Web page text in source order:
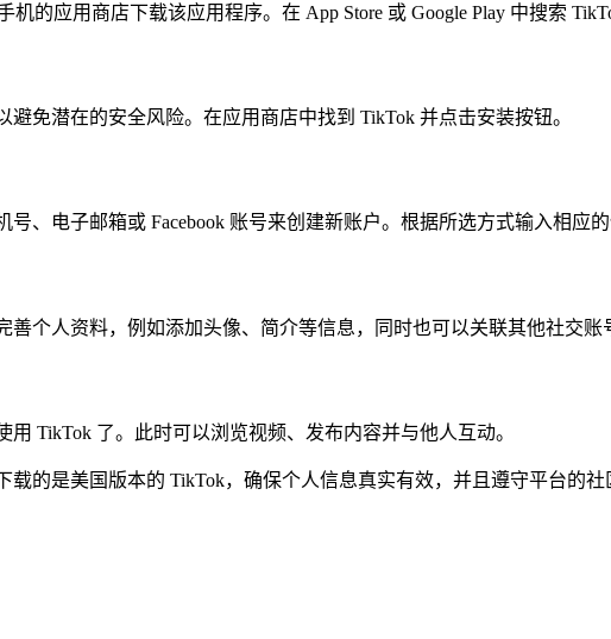
的应用商店下载该应用程序。在 App Store 或 Google Play 中搜索
免潜在的安全风险。在应用商店中找到 TikTok 并点击安装按钮。
、电子邮箱或 Facebook 账号来创建新账户。根据所选方式输入相应的
个人资料，例如添加头像、简介等信息，同时也可以关联其他社交账
TikTok 了。此时可以浏览视频、发布内容并与他人互动。
载的是美国版本的 TikTok，确保个人信息真实有效，并且遵守平台的